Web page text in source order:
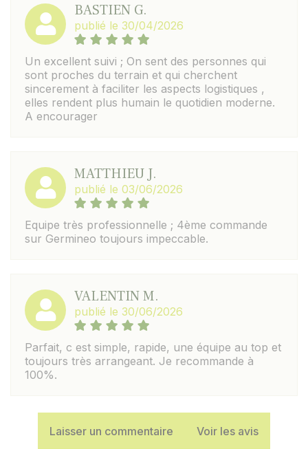
BASTIEN G.
publié le 30/04/2026
Un excellent suivi ; On sent des personnes qui
sont proches du terrain et qui cherchent
sincerement à faciliter les aspects logistiques ,
elles rendent plus humain le quotidien moderne.
A encourager
MATTHIEU J.
publié le 03/06/2026
Equipe très professionnelle ; 4ème commande
sur Germineo toujours impeccable.
VALENTIN M.
publié le 30/06/2026
Parfait, c est simple, rapide, une équipe au top et
toujours très arrangeant. Je recommande à
100%.
Laisser un commentaire Voir les avis